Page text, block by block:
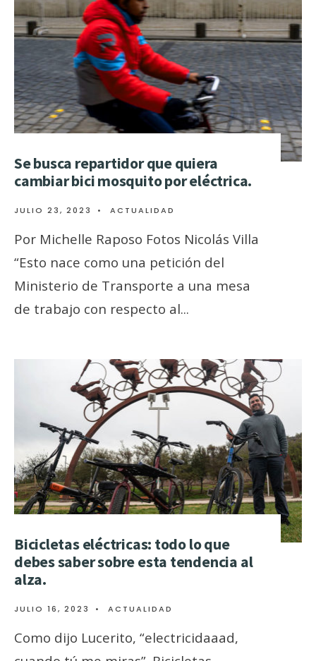
Se busca repartidor que quiera
cambiar bici mosquito por eléctrica.
JULIO 23, 2023 • ACTUALIDAD
Por Michelle Raposo Fotos Nicolás Villa
“Esto nace como una petición del
Ministerio de Transporte a una mesa
de trabajo con respecto al...
Bicicletas eléctricas: todo lo que
debes saber sobre esta tendencia al
alza.
JULIO 16, 2023 • ACTUALIDAD
Como dijo Lucerito, “electricidaaad,